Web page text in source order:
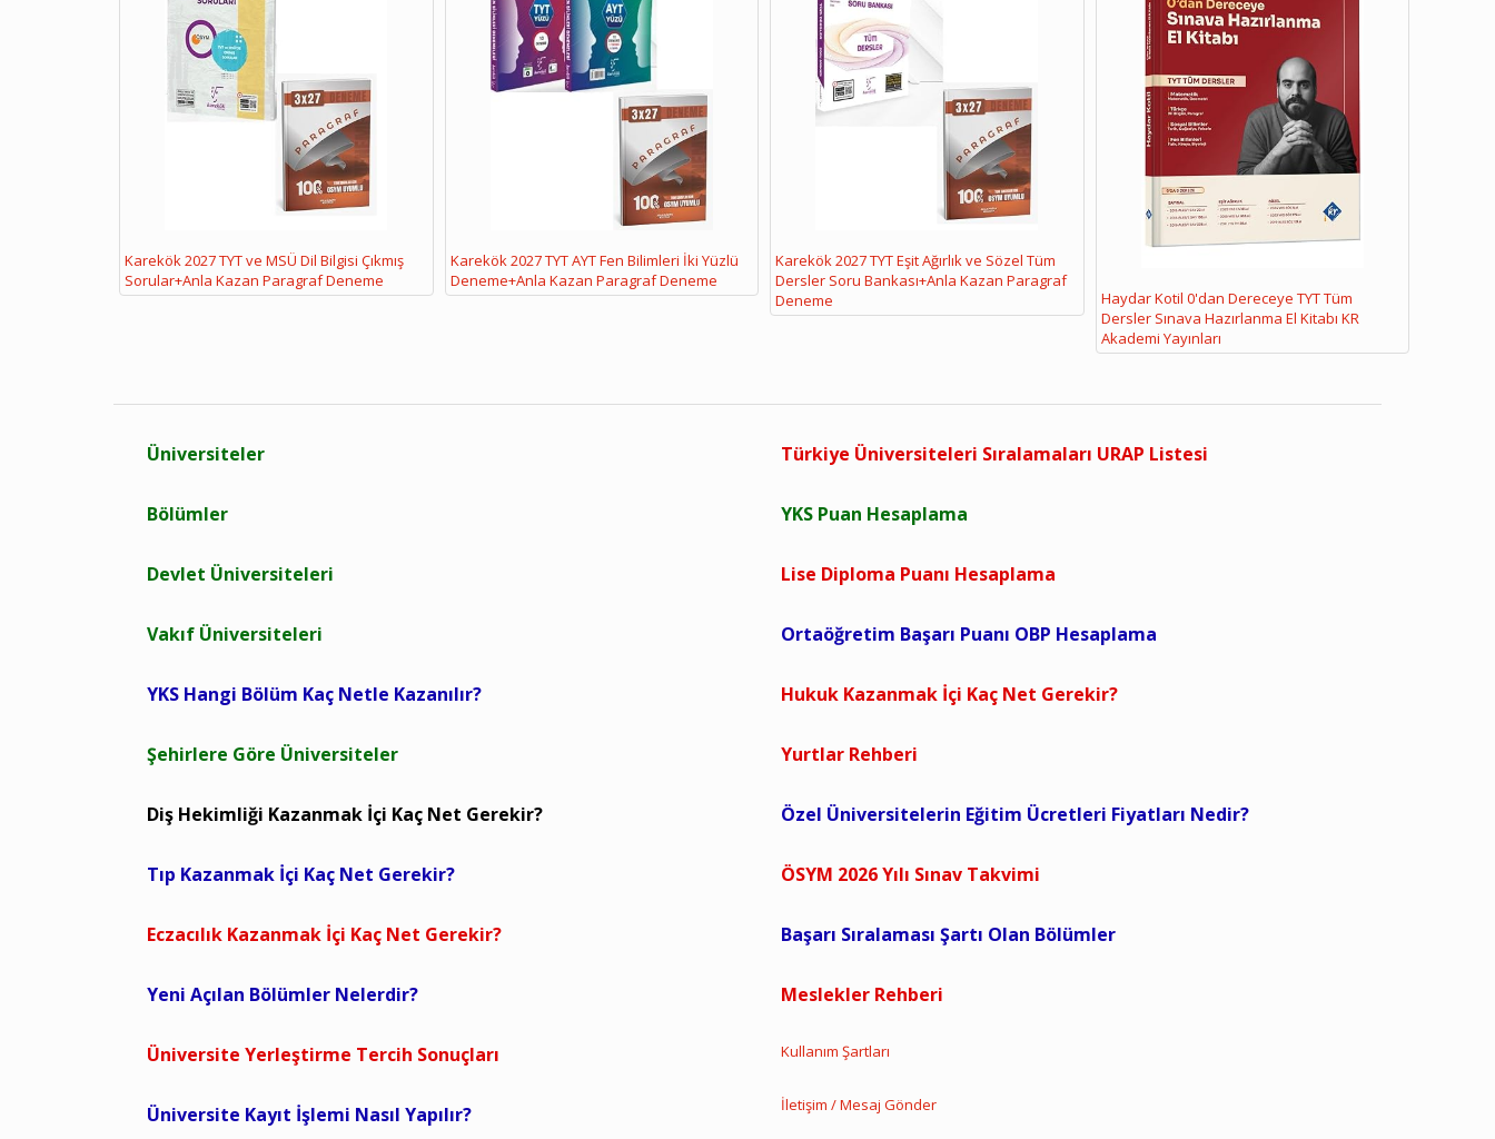
Karekök 2027 TYT ve MSÜ Dil Bilgisi Çıkmış
Sorular+Anla Kazan Paragraf Deneme
Karekök 2027 TYT AYT Fen Bilimleri İki Yüzlü
Deneme+Anla Kazan Paragraf Deneme
Karekök 2027 TYT Eşit Ağırlık ve Sözel Tüm
Dersler Soru Bankası+Anla Kazan Paragraf
Deneme
Haydar Kotil 0'dan Dereceye TYT Tüm
Dersler Sınava Hazırlanma El Kitabı KR
Akademi Yayınları
Üniversiteler
Bölümler
Devlet Üniversiteleri
Vakıf Üniversiteleri
YKS Hangi Bölüm Kaç Netle Kazanılır?
Şehirlere Göre Üniversiteler
Diş Hekimliği Kazanmak İçi Kaç Net Gerekir?
Tıp Kazanmak İçi Kaç Net Gerekir?
Eczacılık Kazanmak İçi Kaç Net Gerekir?
Yeni Açılan Bölümler Nelerdir?
Üniversite Yerleştirme Tercih Sonuçları
Üniversite Kayıt İşlemi Nasıl Yapılır?
Türkiye Üniversiteleri Sıralamaları URAP Listesi
YKS Puan Hesaplama
Lise Diploma Puanı Hesaplama
Ortaöğretim Başarı Puanı OBP Hesaplama
Hukuk Kazanmak İçi Kaç Net Gerekir?
Yurtlar Rehberi
Özel Üniversitelerin Eğitim Ücretleri Fiyatları Nedir?
ÖSYM 2026 Yılı Sınav Takvimi
Başarı Sıralaması Şartı Olan Bölümler
Meslekler Rehberi
Kullanım Şartları
İletişim / Mesaj Gönder